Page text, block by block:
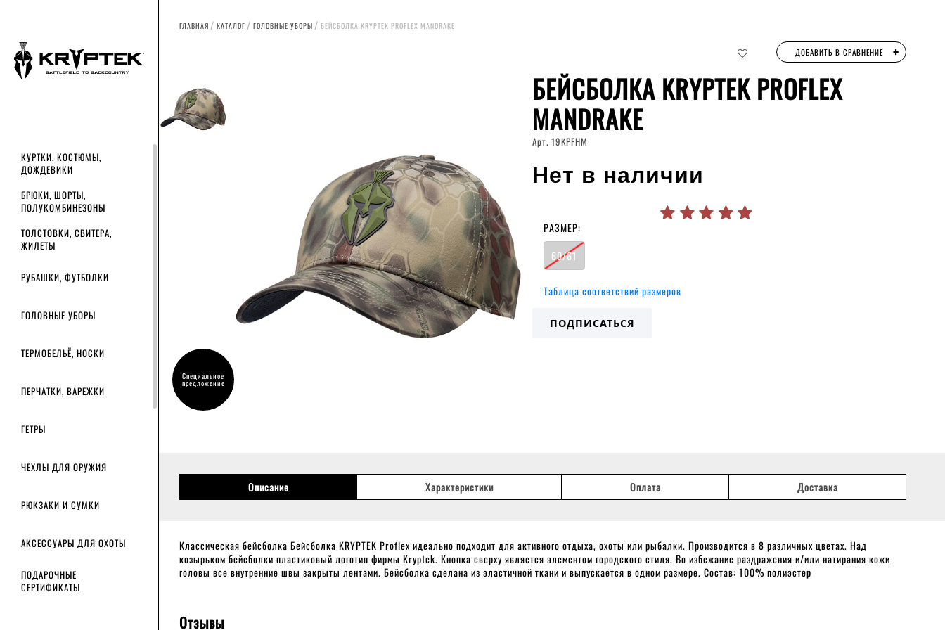
КУРТКИ, КОСТЮМЫ,
ДОЖДЕВИКИ
БРЮКИ, ШОРТЫ,
ПОЛУКОМБИНЕЗОНЫ
ТОЛСТОВКИ, СВИТЕРА,
ЖИЛЕТЫ
РУБАШКИ, ФУТБОЛКИ
ГОЛОВНЫЕ УБОРЫ
ТЕРМОБЕЛЬЁ, НОСКИ
ПЕРЧАТКИ, ВАРЕЖКИ
ГЕТРЫ
ЧЕХЛЫ ДЛЯ ОРУЖИЯ
РЮКЗАКИ И СУМКИ
АКСЕССУАРЫ ДЛЯ ОХОТЫ
ПОДАРОЧНЫЕ
СЕРТИФИКАТЫ
ГЛАВНАЯ КАТАЛОГ ГОЛОВНЫЕ УБОРЫ БЕЙСБОЛКА KRYPTEK PROFLEX MANDRAKE
ДОБАВИТЬ В СРАВНЕНИЕ +
Специальное
предложение
БЕЙСБОЛКА KRYPTEK PROFLEX
MANDRAKE
Арт. 19KPFHM
Нет в наличии
РАЗМЕР:
60/61
Таблица соответствий размеров
ПОДПИСАТЬСЯ
Описание Характеристики Оплата Доставка
Классическая бейсболка Бейсболка KRYPTEK Proflex идеально подходит для активного отдыха, охоты или рыбалки. Производится в 8 различных цветах. Над
козырьком бейсболки пластиковый логотип фирмы Kryptek. Кнопка сверху является элементом городского стиля. Во избежание раздражения и/или натирания кожи
головы все внутренние швы закрыты лентами. Бейсболка сделана из эластичной ткани и выпускается в одном размере. Состав: 100% полиэстер
Отзывы